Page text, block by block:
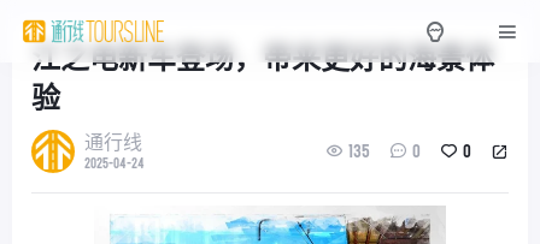
江之电新车登场，带来更好的海景体
验
通行线
2025-04-24
135 0 0